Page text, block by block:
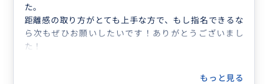
た。
距離感の取り方がとても上手な方で、もし指名できるな
ら次もぜひお願いしたいです！ありがとうございまし
た！
もっと見る